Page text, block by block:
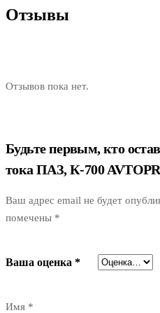
Отзывы
Отзывов пока нет.
Будьте первым, кто
тока ПАЗ, К-700
Ваш адрес email не будет
помечены *
Имя *
Ваша оценка *